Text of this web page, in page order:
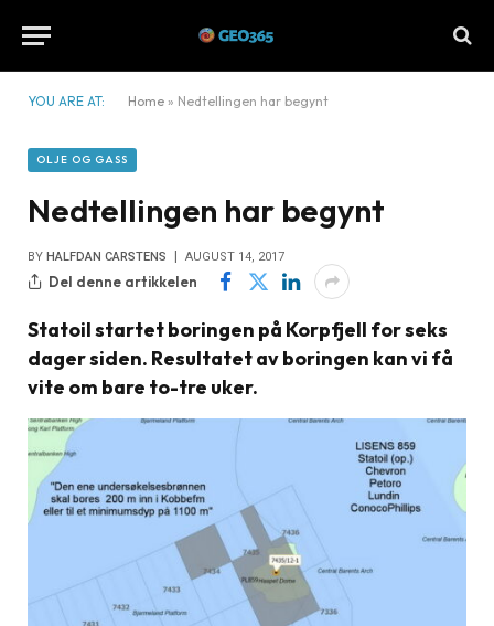
YOU ARE AT: Home » Nedtellingen har begynt
OLJE OG GASS
Nedtellingen har begynt
BY HALFDAN CARSTENS AUGUST 14, 2017
Del denne artikkelen
Statoil startet boringen på Korpfjell for seks
dager siden. Resultatet av boringen kan vi få
vite om bare to-tre uker.